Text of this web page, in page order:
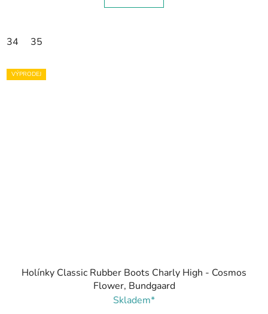
34 35
VÝPRODEJ
Holínky Classic Rubber Boots Charly High - Cosmos
Flower, Bundgaard
Skladem*